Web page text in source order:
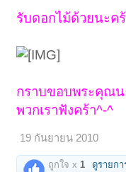
รับดอกไม้ด้วยนะค
กราบขอบพระคุณน
พวกเราฟังคร้า^-^
19 กันยายน 2010
ถูกใจ x1 ดูรายกา